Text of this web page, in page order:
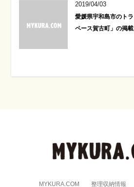
2019/04/03
愛媛県宇和島市のト
ペース賀古町」の掲載
MYKURA.COM 整理収納情報